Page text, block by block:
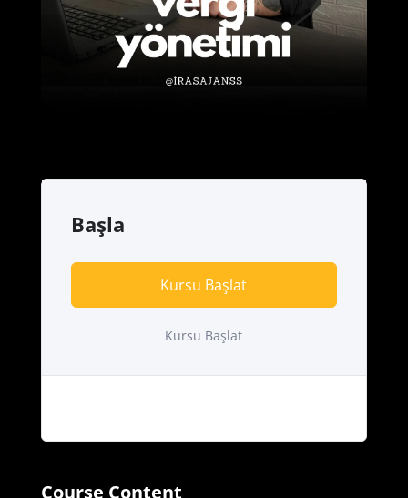
Başla
Kursu Başlat
Kursu Başlat
Course Content